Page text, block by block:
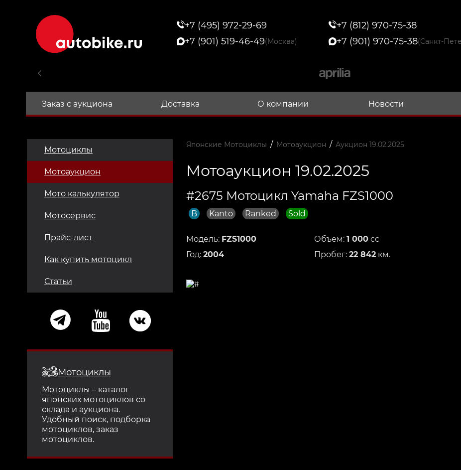
+7 (495) 972-29-69
+7 (901) 519-46-49(Москва)
+7 (812) 970-75-38
+7 (901) 970-75-38(Санкт-
Заказ с аукциона Доставка О компании Новости
Мотоциклы
Мотоаукцион
Мото калькулятор
Мотосервис
Прайс-лист
Как купить мотоцикл
Статьи
Мотоциклы
Мотоциклы – каталог
японских мотоциклов со
склада и аукциона.
Удобный поиск, подборка
мотоциклов, заказ
мотоциклов.
Японские Мотоциклы / Мотоаукцион / Аукцион 19.02.2025
Мотоаукцион 19.02.2025
#2675 Мотоцикл Yamaha FZS1000
B Kanto Ranked Sold
Модель: FZS1000
Год: 2004
Объем: 1 000 сс
Пробег: 22 842 км.